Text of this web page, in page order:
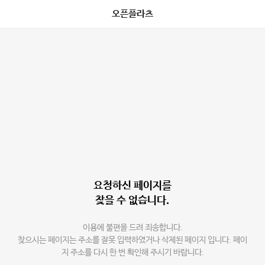
오픈플라츠
요청하신 페이지를
찾을 수 없습니다.
이용에 불편을 드려 죄송합니다.
찾으시는 페이지는 주소를 잘못 입력하였거나 삭제된 페이지 입니다. 페이
지 주소를 다시 한 번 확인해 주시기 바랍니다.